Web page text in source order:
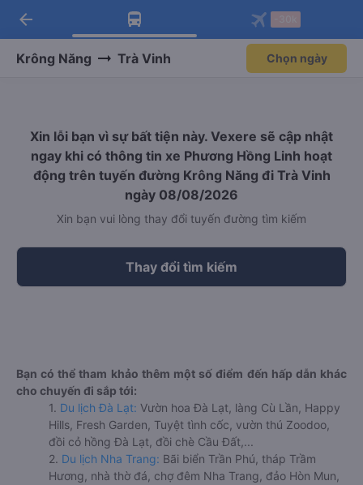
Tải app Vexere ngay!
Nhận ưu đãi thành viên độc
Mở app
Tải app Vexere
-30k/ghế khi đặt vé máy bay qua
Mở app
arrow_back
Krông Năng Trà Vinh Chọn ngày
Xin lỗi bạn vì sự bất tiện này. Vexere sẽ cập nhật
ngay khi có thông tin xe Phương Hồng Linh hoạt
động trên tuyến đường Krông Năng đi Trà Vinh
ngày 08/08/2026
Xin bạn vui lòng thay đổi tuyến đường tìm kiếm
Thay đổi tìm kiếm
Bạn có thể tham khảo thêm một số điểm đến hấp dẫn khác
cho chuyến đi sắp tới:
1. Du lịch Đà Lạt: Vườn hoa Đà Lạt, làng Cù Lần, Happy
Hills, Fresh Garden, Tuyệt tình cốc, vườn thú Zoodoo,
đồi cỏ hồng Đà Lạt, đồi chè Cầu Đất,...
2. Du lịch Nha Trang: Bãi biển Trần Phú, tháp Trầm
Hương, nhà thờ đá, chợ đêm Nha Trang, đảo Hòn Mun,